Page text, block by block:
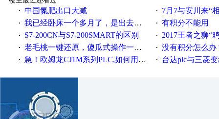
· 中国氮肥出口大减 · 7月7与安川来“
· 我已经卧床一个多月了，是出去安装机械手在高速遭遇车祸所致:大家工作都要特别注意啊 · 有积分不能用
· S7-200CN与S7-200SMART的区别 · 2017王者之狮“鸡”情签到
· 老毛桃一键还原，傻瓜式操作一键轻松备份还原；程序为向导式安装，一键即可实现自动备份或还原系统。 · 没有积分怎么办
· 急！欧姆龙CJ1M系列PLC,如何用时间控制变频器。要求时间在组态王中可以自由输入！拜托各位大神了！ · 台达plc与三菱